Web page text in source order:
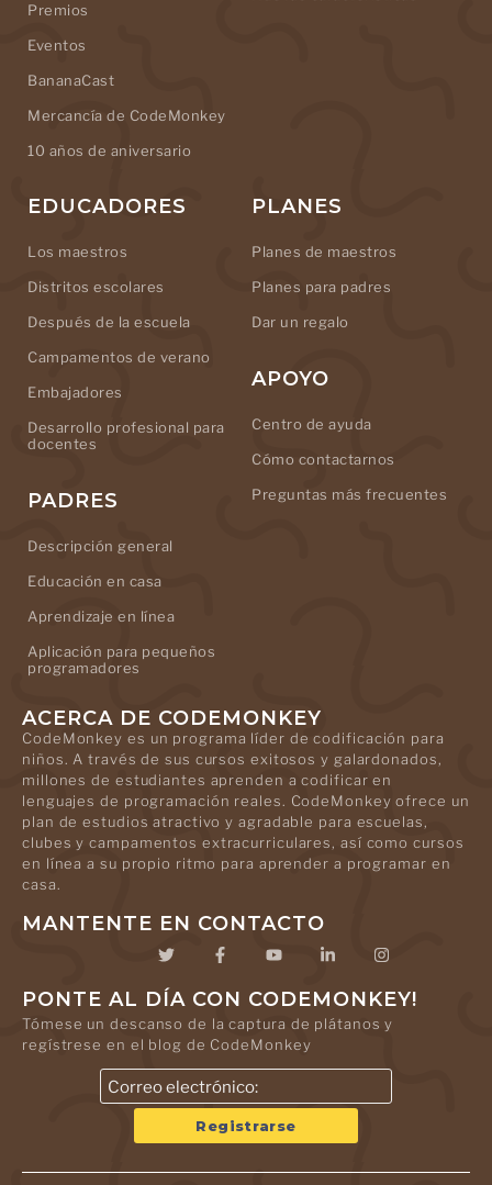
Premios
Eventos
BananaCast
Mercancía de CodeMonkey
10 años de aniversario
EDUCADORES
Los maestros
Distritos escolares
Después de la escuela
Campamentos de verano
Embajadores
Desarrollo profesional para
docentes
PADRES
Descripción general
Educación en casa
Aprendizaje en línea
Aplicación para pequeños
programadores
PLANES
Planes de maestros
Planes para padres
Dar un regalo
APOYO
Centro de ayuda
Cómo contactarnos
Preguntas más frecuentes
ACERCA DE CODEMONKEY
CodeMonkey es un programa líder de codificación para
niños. A través de sus cursos exitosos y galardonados,
millones de estudiantes aprenden a codificar en
lenguajes de programación reales. CodeMonkey ofrece un
plan de estudios atractivo y agradable para escuelas,
clubes y campamentos extracurriculares, así como cursos
en línea a su propio ritmo para aprender a programar en
casa.
MANTENTE EN CONTACTO
PONTE AL DÍA CON CODEMONKEY!
Tómese un descanso de la captura de plátanos y
regístrese en el blog de CodeMonkey